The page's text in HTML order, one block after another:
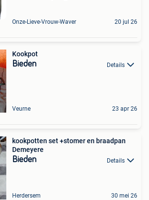
Onze-Lieve-Vrouw-Waver 20 jul 26
Kookpot
Bieden Details
Veurne 23 apr 26
kookpotten set +stomer en braadpan
Demeyere
Bieden Details
Herdersem 30 mei 26